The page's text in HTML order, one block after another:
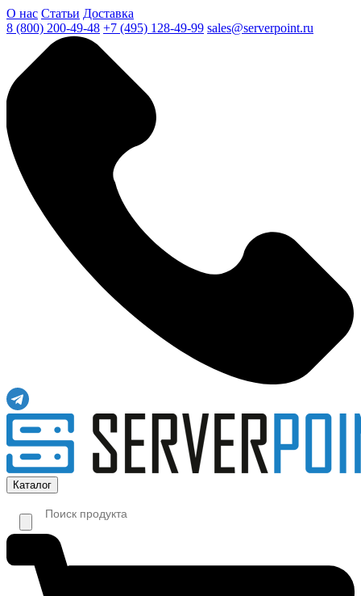
О нас Статьи Доставка
8 (800) 200-49-48 +7 (495) 128-49-99 sales@serverpoint.ru
Каталог